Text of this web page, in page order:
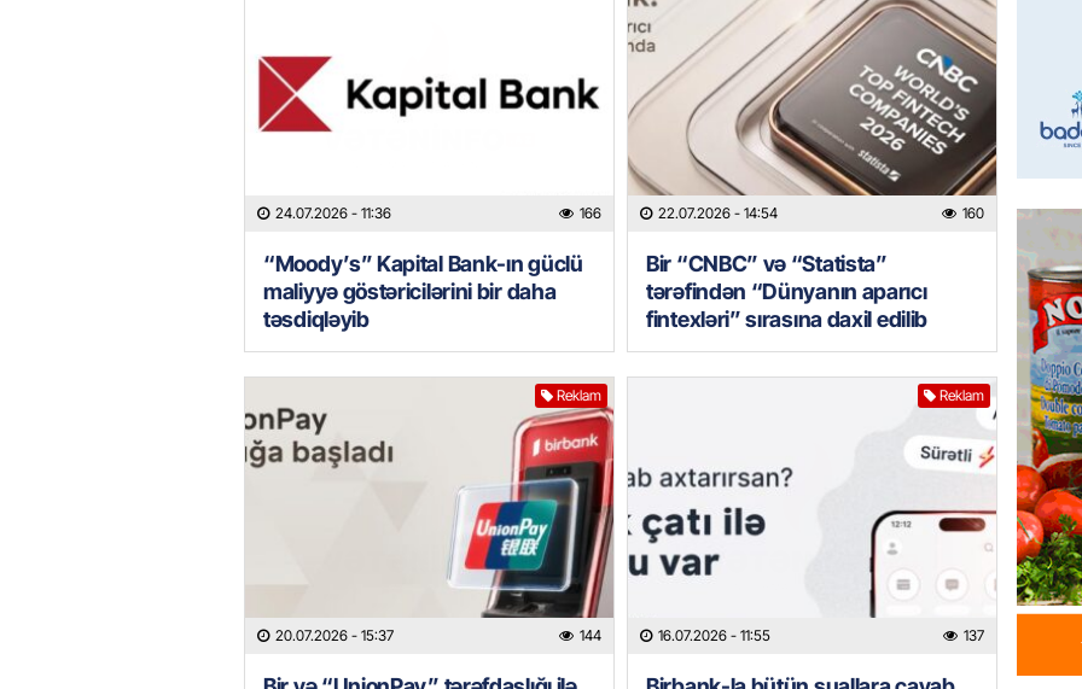
24.07.2026 - 11:36 166
“Moody’s” Kapital Bank-ın güclü
maliyyə göstəricilərini bir daha
təsdiqləyib
22.07.2026 - 14:54 160
Bir “CNBC” və “Statista”
tərəfindən “Dünyanın aparıcı
fintexləri” sırasına daxil edilib
Reklam
20.07.2026 - 15:37 144
Reklam
16.07.2026 - 11:55 137
ÖZƏL
GÜNDƏM
Aytən
verildi
GÜNDƏM
HADISƏ
şəxs